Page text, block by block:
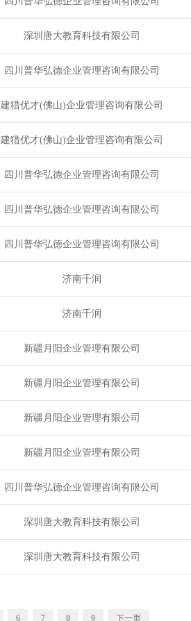
深圳唐大教育科技有限公司
四川普华弘德企业管理咨询有限公司
建猎优才(佛山)企业管理咨询有限公司
建猎优才(佛山)企业管理咨询有限公司
四川普华弘德企业管理咨询有限公司
四川普华弘德企业管理咨询有限公司
四川普华弘德企业管理咨询有限公司
济南千润
济南千润
新疆月阳企业管理有限公司
新疆月阳企业管理有限公司
新疆月阳企业管理有限公司
新疆月阳企业管理有限公司
四川普华弘德企业管理咨询有限公司
深圳唐大教育科技有限公司
深圳唐大教育科技有限公司
6 7 8 9 下一页